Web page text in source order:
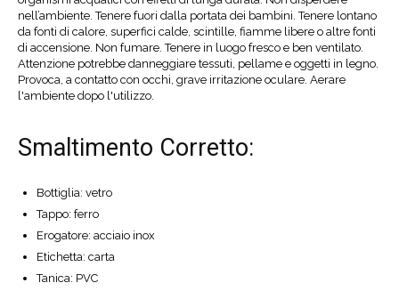
nell’ambiente. Tenere fuori dalla portata dei bambini. Tenere lontano
da fonti di calore, superfici calde, scintille, fiamme libere o altre fonti
di accensione. Non fumare. Tenere in luogo fresco e ben ventilato.
Attenzione potrebbe danneggiare tessuti, pellame e oggetti in legno.
Provoca, a contatto con occhi, grave irritazione oculare. Aerare
l'ambiente dopo l'utilizzo.
Smaltimento Corretto:
Bottiglia: vetro
Tappo: ferro
Erogatore: acciaio inox
Etichetta: carta
Tanica: PVC